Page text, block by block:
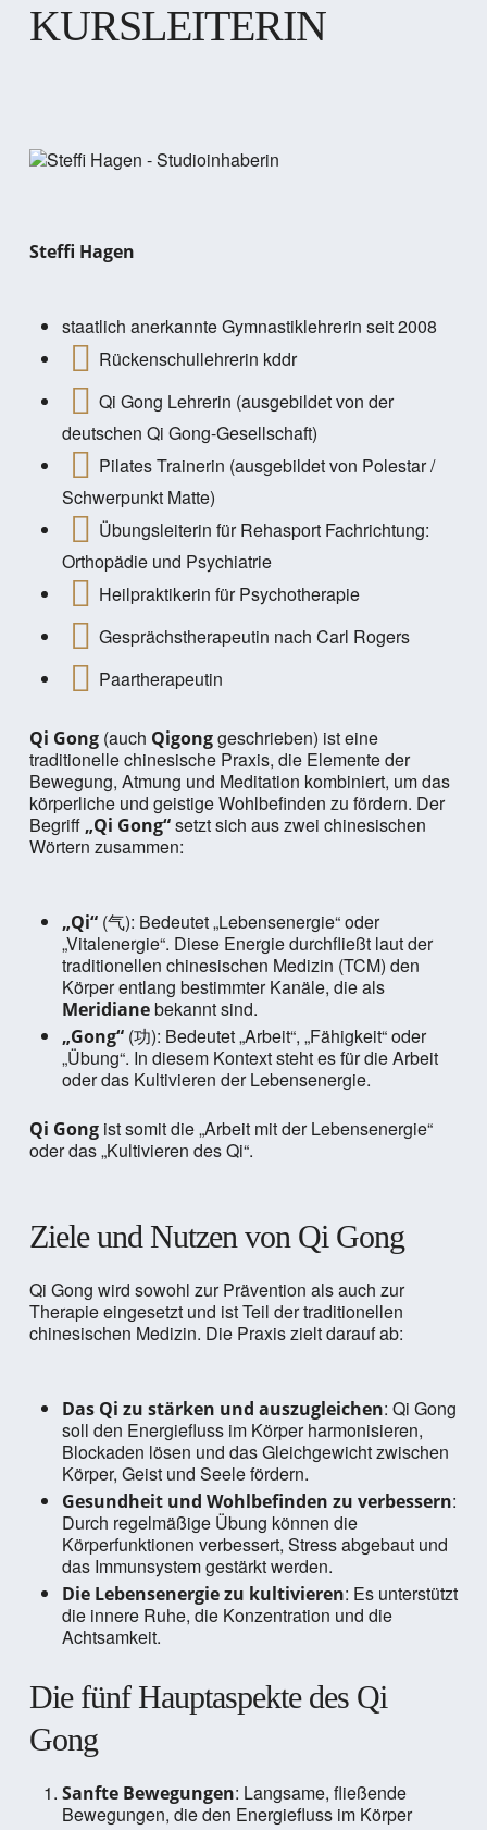
KURSLEITERIN
Steffi Hagen
staatlich anerkannte Gymnastiklehrerin seit 2008
Rückenschullehrerin kddr
Qi Gong Lehrerin (ausgebildet von der
deutschen Qi Gong-Gesellschaft)
Pilates Trainerin (ausgebildet von Polestar /
Schwerpunkt Matte)
Übungsleiterin für Rehasport Fachrichtung:
Orthopädie und Psychiatrie
Heilpraktikerin für Psychotherapie
Gesprächstherapeutin nach Carl Rogers
Paartherapeutin
Qi Gong(auch Qigonggeschrieben) ist eine
traditionelle chinesische Praxis, die Elemente der
Bewegung, Atmung und Meditation kombiniert, um das
körperliche und geistige Wohlbefinden zu fördern. Der
Begriff „Qi Gong“setzt sich aus zwei chinesischen
Wörtern zusammen:
„Qi“(气): Bedeutet „Lebensenergie“ oder
„Vitalenergie“. Diese Energie durchfließt laut der
traditionellen chinesischen Medizin (TCM) den
Körper entlang bestimmter Kanäle, die als
Meridianebekannt sind.
„Gong“(功): Bedeutet „Arbeit“, „Fähigkeit“ oder
„Übung“. In diesem Kontext steht es für die Arbeit
oder das Kultivieren der Lebensenergie.
Qi Gongist somit die „Arbeit mit der Lebensenergie“
oder das „Kultivieren des Qi“.
Ziele und Nutzen von Qi Gong
Qi Gong wird sowohl zur Prävention als auch zur
Therapie eingesetzt und ist Teil der traditionellen
chinesischen Medizin. Die Praxis zielt darauf ab:
Das Qi zu stärken und auszugleichen: Qi Gong
soll den Energiefluss im Körper harmonisieren,
Blockaden lösen und das Gleichgewicht zwischen
Körper, Geist und Seele fördern.
Gesundheit und Wohlbefinden zu verbessern:
Durch regelmäßige Übung können die
Körperfunktionen verbessert, Stress abgebaut und
das Immunsystem gestärkt werden.
Die Lebensenergie zu kultivieren: Es unterstützt
die innere Ruhe, die Konzentration und die
Achtsamkeit.
Die fünf Hauptaspekte des Qi
Gong
Sanfte Bewegungen: Langsame, fließende
Bewegungen, die den Energiefluss im Körper